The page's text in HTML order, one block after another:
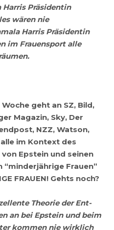
Harris Präsidentin
wären nie
Harris Präsidentin
im Frauensport alle
geht an SZ, Bild,
Magazin, Sky, Der
NZZ, Watson,
im Kontext des
Epstein und seinen
Frauen”
FRAUEN! Gehts noch?
Theorie der Ent-
an bei Epstein und beim
kommen nie wirklich